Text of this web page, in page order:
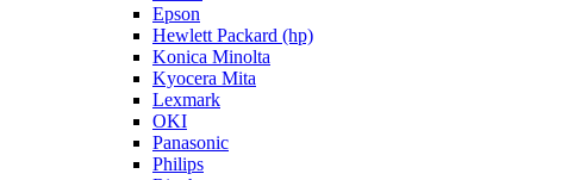
Epson
Hewlett Packard (hp)
Konica Minolta
Kyocera Mita
Lexmark
OKI
Panasonic
Philips